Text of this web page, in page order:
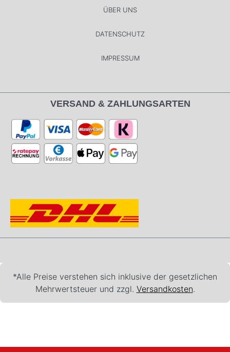
ÜBER UNS
DATENSCHUTZ
IMPRESSUM
VERSAND & ZAHLUNGSARTEN
*Alle Preise verstehen sich inklusive der gesetzlichen
Mehrwertsteuer und zzgl. Versandkosten.